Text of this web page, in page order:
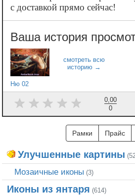
с доставкой прямо сейчас!
Ню 02
0,00
0
Рамки Прайс
Улучшенные картины
Мозаичные иконы (3)
Иконы из янтаря (614)